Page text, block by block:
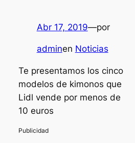
Abr 17, 2019—por
adminen Noticias
Te presentamos los cinco
modelos de kimonos que
Lidl vende por menos de
10 euros